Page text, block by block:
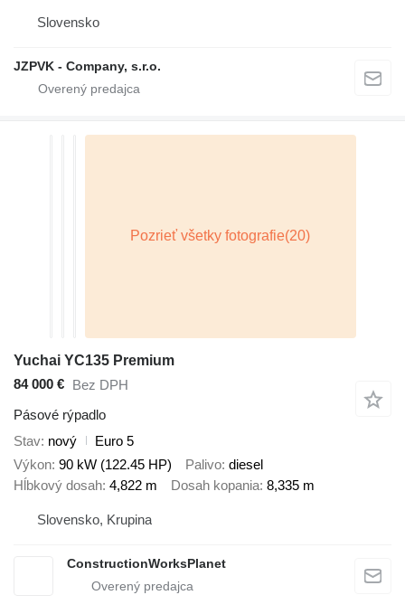
Slovensko
JZPVK - Company, s.r.o.
Yuchai YC135 Premium
84 000 € Bez DPH
Pásové rýpadlo
Stav nový
Euro 5
Výkon 90 kW (122.45 HP) Palivo diesel
Hĺbkový dosah 4,822 m Dosah kopania 8,335 m
Slovensko, Krupina
ConstructionWorksPlanet